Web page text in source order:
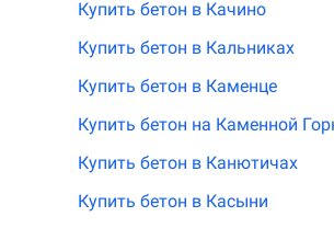
Купить бетон в Качино
Купить бетон в Кальниках
Купить бетон в Каменце
Купить бетон на Каменной
Купить бетон в Канютичах
Купить бетон в Касыни